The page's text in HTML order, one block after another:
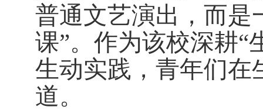
普通文艺演出，而是
课”。作为该校深耕“
生动实践，青年们在
道。